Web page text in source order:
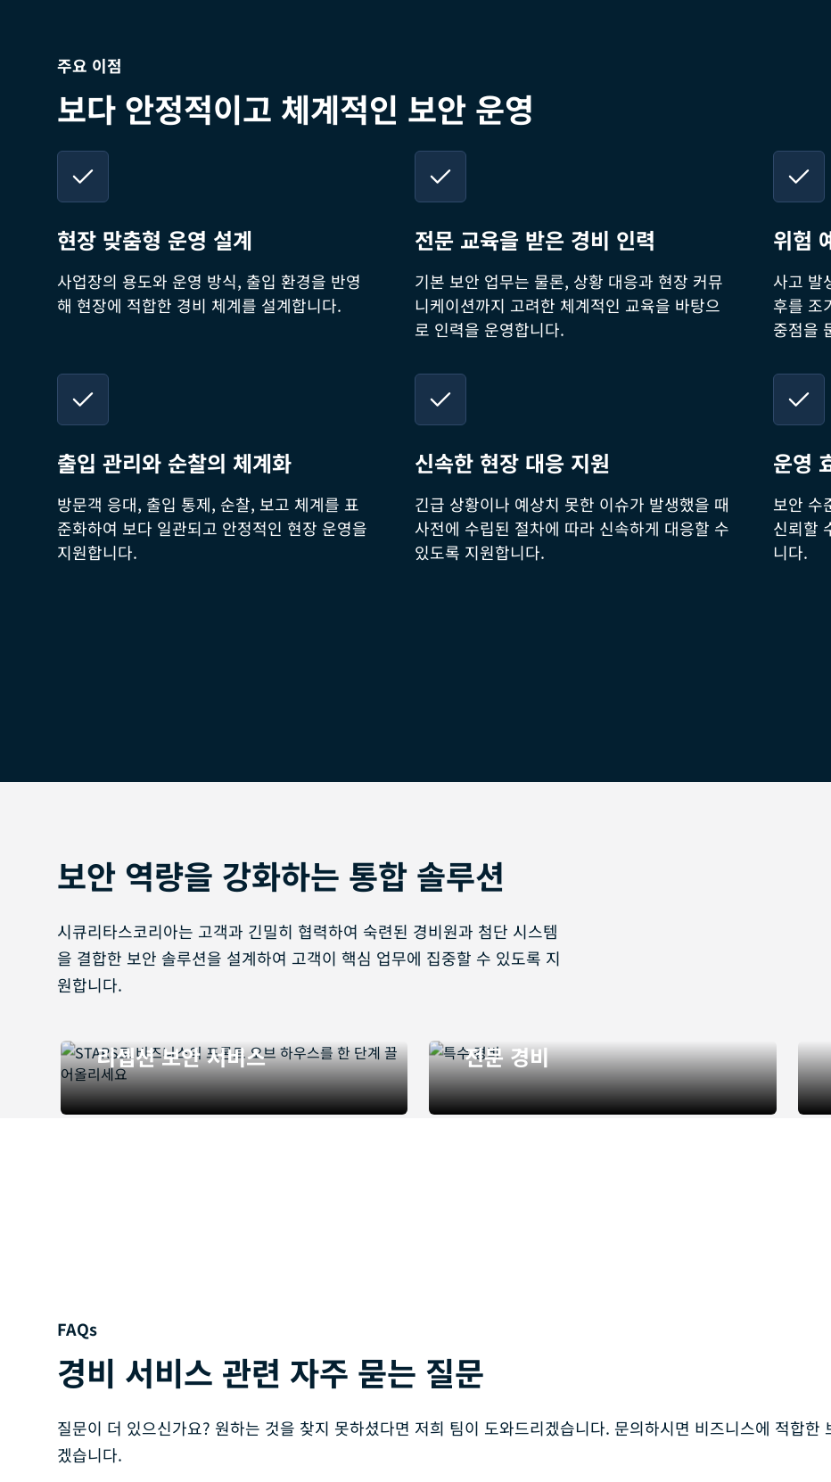
주요 이점
보다 안정적이고 체계적인 보안 운영
현장 맞춤형 운영 설계
사업장의 용도와 운영 방식, 출입 환경을 반영
해 현장에 적합한 경비 체계를 설계합니다.
전문 교육을 받은 경비 인력
기본 보안 업무는 물론, 상황 대응과 현장 커뮤
니케이션까지 고려한 체계적인 교육을 바탕으
로 인력을 운영합니다.
위험
사고 발
후를 조
중점을
출입 관리와 순찰의 체계화
방문객 응대, 출입 통제, 순찰, 보고 체계를 표
준화하여 보다 일관되고 안정적인 현장 운영을
지원합니다.
신속한 현장 대응 지원
긴급 상황이나 예상치 못한 이슈가 발생했을 때
사전에 수립된 절차에 따라 신속하게 대응할 수
있도록 지원합니다.
운영
보안 수
신뢰할
니다.
보안 역량을 강화하는 통합 솔루션
시큐리타스코리아는 고객과 긴밀히 협력하여 숙련된 경비원과 첨단 시스템
을 결합한 보안 솔루션을 설계하여 고객이 핵심 업무에 집중할 수 있도록 지
원합니다.
리셉션 보안 서비스 전문 경비
FAQs
경비 서비스 관련 자주 묻는 질문
질문이 더 있으신가요? 원하는 것을 찾지 못하셨다면 저희 팀이 도와드리겠습니다. 문의하시면 비즈니스에 적합
겠습니다.